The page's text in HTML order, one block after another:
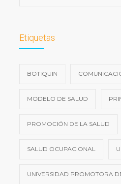
Etiquetas
BOTIQUIN
MODELO DE SALUD
PROMOCIÓN DE LA SALUD
SALUD OCUPACIONAL
UNIVERSIDAD PROMOTORA